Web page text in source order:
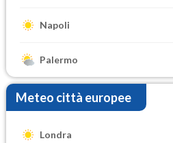
Napoli
Palermo
Meteo città europee
Londra